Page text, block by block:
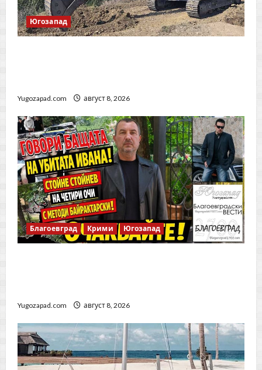
Югозапад
Yugozapad.com август 8, 2026
Благоевград Крими Югозапад
Yugozapad.com август 8, 2026